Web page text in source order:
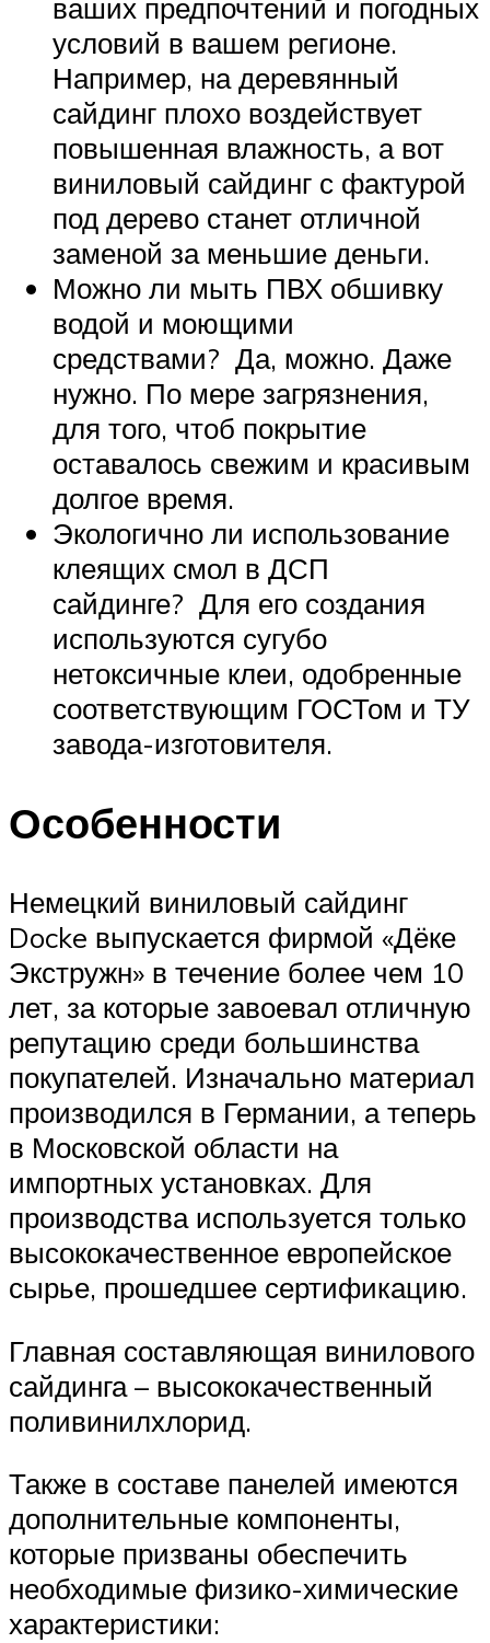
ваших предпочтений и погодных
условий в вашем регионе.
Например, на деревянный
сайдинг плохо воздействует
повышенная влажность, а вот
виниловый сайдинг с фактурой
под дерево станет отличной
заменой за меньшие деньги.
Можно ли мыть ПВХ обшивку
водой и моющими
средствами? Да, можно. Даже
нужно. По мере загрязнения,
для того, чтоб покрытие
оставалось свежим и красивым
долгое время.
Экологично ли использование
клеящих смол в ДСП
сайдинге? Для его создания
используются сугубо
нетоксичные клеи, одобренные
соответствующим ГОСТом и ТУ
завода-изготовителя.
Особенности
Немецкий виниловый сайдинг
Docke выпускается фирмой «Дёке
Экстружн» в течение более чем 10
лет, за которые завоевал отличную
репутацию среди большинства
покупателей. Изначально материал
производился в Германии, а теперь
в Московской области на
импортных установках. Для
производства используется только
высококачественное европейское
сырье, прошедшее сертификацию.
Главная составляющая винилового
сайдинга – высококачественный
поливинилхлорид.
Также в составе панелей имеются
дополнительные компоненты,
которые призваны обеспечить
необходимые физико-химические
характеристики: